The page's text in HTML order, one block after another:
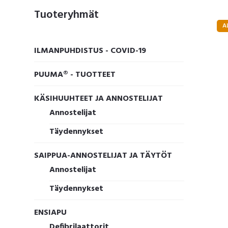
Ensisijainen
Tuoteryhmät
ILMANPUHDISTUS - COVID-19
PUUMA® - TUOTTEET
KÄSIHUUHTEET JA ANNOSTELIJAT
Annostelijat
Täydennykset
SAIPPUA-ANNOSTELIJAT JA TÄYTÖT
Annostelijat
Täydennykset
ENSIAPU